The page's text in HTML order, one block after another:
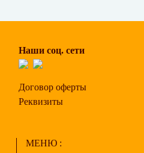
Наши соц. сети
Договор оферты
Реквизиты
МЕНЮ :